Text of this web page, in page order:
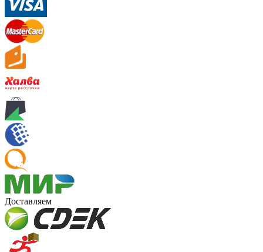
Доставляем